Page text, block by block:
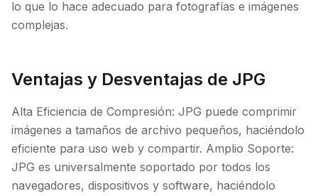
lo que lo hace adecuado para fotografías e imágenes
complejas.
Ventajas y Desventajas de JPG
Alta Eficiencia de Compresión: JPG puede comprimir
imágenes a tamaños de archivo pequeños, haciéndolo
eficiente para uso web y compartir. Amplio Soporte:
JPG es universalmente soportado por todos los
navegadores, dispositivos y software, haciéndolo